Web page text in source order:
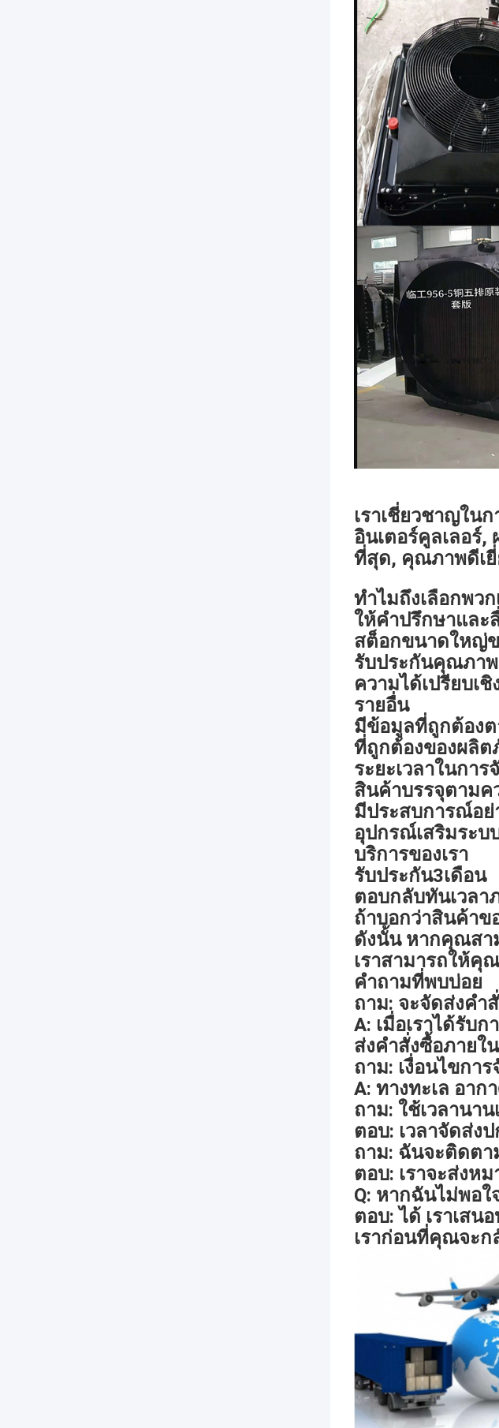
เราเชี่ยวชาญใน
อินเตอร์คูลเลอร์
ที่สุด, คุณภาพดีเยี่
ทำไมถึงเลือกพวก
ให้คำปรึกษาและ
สต็อกขนาดใหญ่
รับประกันคุณภา
ความได้เปรียบเ
รายอื่น
มีข้อมูลที่ถูกต้อง
ที่ถูกต้องของผลิ
ระยะเวลาในกา
สินค้าบรรจุตามค
มีประสบการณ์อย่
อุปกรณ์เสริมระบ
บริการของเรา
รับประกัน3เดือน
ตอบกลับทันเวลา
ถ้าบอกว่าสินค้า
ดังนั้น หากคุณสา
เราสามารถให้คุ
คำถามที่พบบ่อย
ถาม: จะจัดส่งคำ
A: เมื่อเราได้รับ
ส่งคำสั่งซื้อภายใ
ถาม: เงื่อนไขกา
A: ทางทะเล อาก
ถาม: ใช้เวลานา
ตอบ: เวลาจัดส่ง
ถาม: ฉันจะติดตา
ตอบ: เราจะส่งห
Q: หากฉันไม่พอ
ตอบ: ได้ เราเส
เราก่อนที่คุณจะก